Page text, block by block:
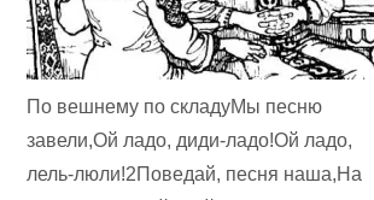
Биссет
По вешнему по складуМы песню
завели,Ой ладо, диди-ладо!Ой ладо,
лель-люли!2Поведай, песня наша,На